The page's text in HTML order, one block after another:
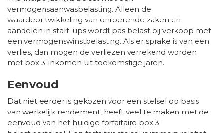
vermogensaanwasbelasting. Alleen de
waardeontwikkeling van onroerende zaken en
aandelen in start-ups wordt pas belast bij verkoop met
een vermogenswinstbelasting. Als er sprake is van een
verlies, dan mogen de verliezen verrekend worden
met box 3-inkomen uit toekomstige jaren.
Eenvoud
Dat niet eerder is gekozen voor een stelsel op basis
van werkelijk rendement, heeft veel te maken met de
eenvoud van het huidige forfaitaire box 3-